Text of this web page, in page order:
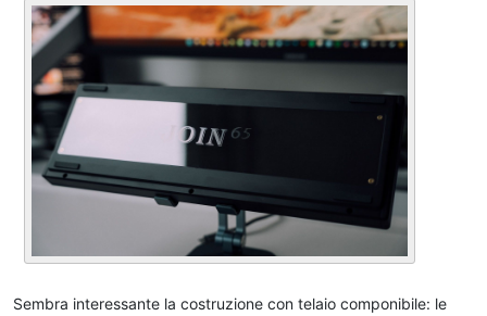
Sembra interessante la costruzione con telaio componibile: le